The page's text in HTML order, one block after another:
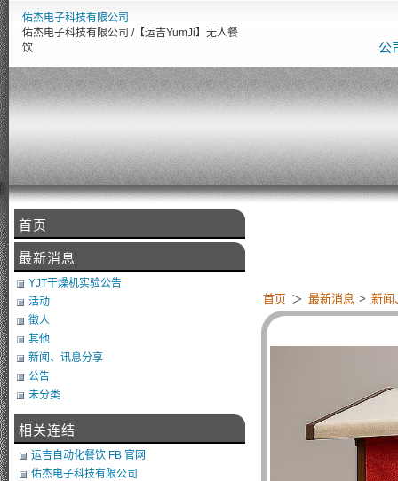
佑杰电子科技有限公司
佑杰电子科技有限公司 /【运吉YumJi】无人餐
饮
公
首页 ＞ 最新消息 > 新闻
首页
最新消息
YJT干燥机实验公告
活动
徵人
其他
新闻、讯息分享
公告
未分类
相关连结
运吉自动化餐饮 FB 官网
佑杰电子科技有限公司